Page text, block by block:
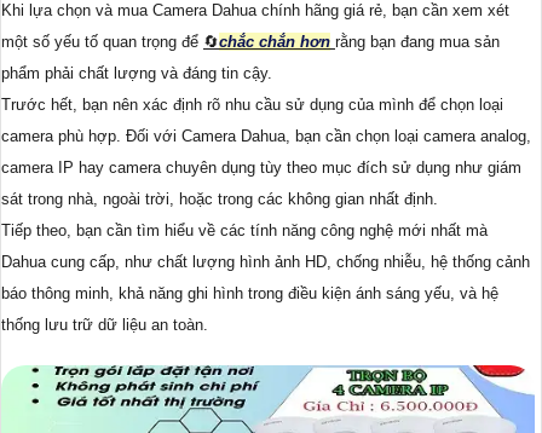
Khi lựa chọn và mua Camera Dahua chính hãng giá rẻ, bạn cần xem xét
một số yếu tố quan trọng để 🔄chắc chắn hơn rằng bạn đang mua sản
phẩm phải chất lượng và đáng tin cậy.
Trước hết, bạn nên xác định rõ nhu cầu sử dụng của mình để chọn loại
camera phù hợp. Đối với Camera Dahua, bạn cần chọn loại camera analog,
camera IP hay camera chuyên dụng tùy theo mục đích sử dụng như giám
sát trong nhà, ngoài trời, hoặc trong các không gian nhất định.
Tiếp theo, bạn cần tìm hiểu về các tính năng công nghệ mới nhất mà
Dahua cung cấp, như chất lượng hình ảnh HD, chống nhiễu, hệ thống cảnh
báo thông minh, khả năng ghi hình trong điều kiện ánh sáng yếu, và hệ
thống lưu trữ dữ liệu an toàn.